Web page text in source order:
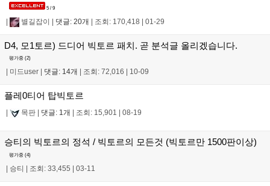
5 / 9
| 별길잡이 | 댓글: 20개 | 조회: 170,418 | 01-29
D4, 모1토르) 드디어 빅토르 패치. 곧 분석글 올리겠습니다.
평가중 (2)
미드user 댓글: 14개 조회: 72,016 10-09
플레0티어 탑빅토르
목판 댓글: 1개 조회: 15,901 08-19
승티의 빅토르의 정석 / 빅토르의 모든것 (빅토르만 1500판이상)
평가중 (4)
| 승티 | 조회: 33,455 | 03-11